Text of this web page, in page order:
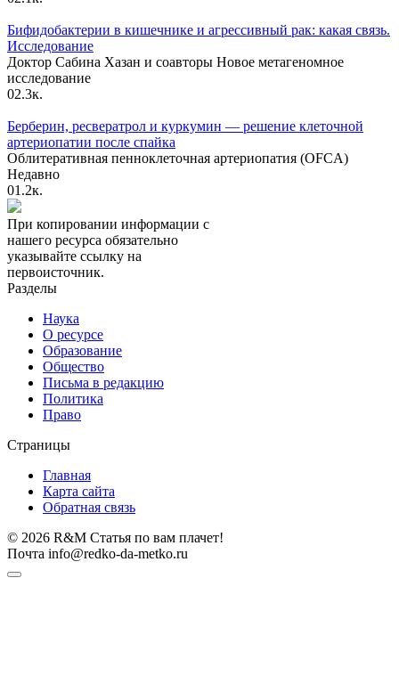
Бифидобактерии в кишечнике и агрессивный рак: какая связь.
Исследование
Доктор Сабина Хазан и соавторы Новое метагеномное
исследование
02.3к.
Берберин, ресвератрол и куркумин — решение клеточной
артериопатии после спайка
Облитеративная пенноклеточная артериопатия (OFCA)
Недавно
01.2к.
При копировании информации с
нашего ресурса обязательно
указывайте ссылку на
первоисточник.
Разделы
Наука
О ресурсе
Образование
Общество
Письма в редакцию
Политика
Право
Страницы
Главная
Карта сайта
Обратная связь
© 2026 R&M Статья по вам плачет!
Почта info@redko-da-metko.ru